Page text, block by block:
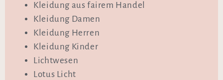
Kleidung aus fairem Handel
Kleidung Damen
Kleidung Herren
Kleidung Kinder
Lichtwesen
Lotus Licht